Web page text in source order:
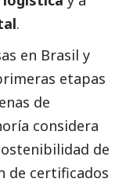
.
en Brasil y
etapas
de
considera
de
de certificados